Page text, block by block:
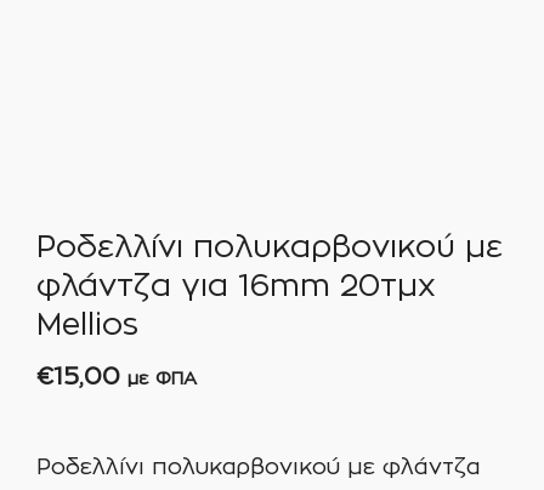
Ροδελλίνι πολυκαρβονικού με
φλάντζα για 16mm 20τμχ
Mellios
€15,00 με ΦΠΑ
Ροδελλίνι πολυκαρβονικού με φλάντζα